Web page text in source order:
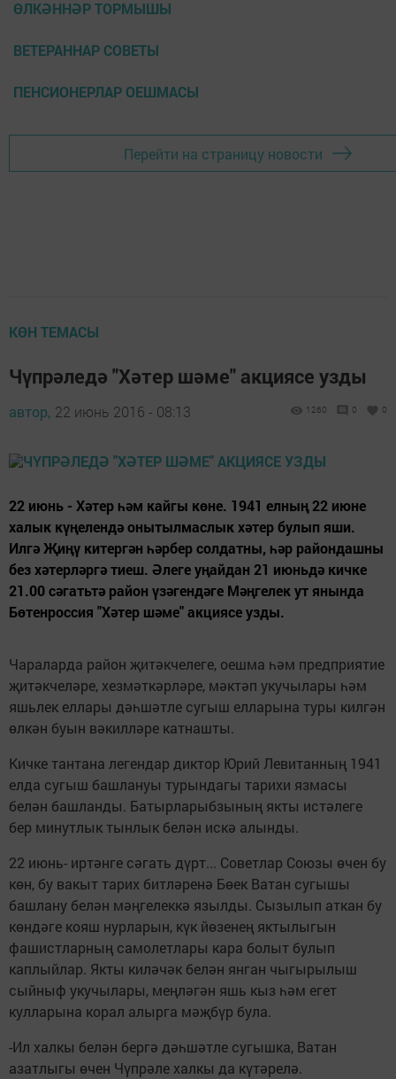
ӨЛКӘННӘР ТОРМЫШЫ
ВЕТЕРАННАР СОВЕТЫ
ПЕНСИОНЕРЛАР ОЕШМАСЫ
Перейти на страницу новости
КӨН ТЕМАСЫ
Чүпрәледә "Хәтер шәме" акциясе узды
автор, 22 июнь 2016 - 08:13 1260 0 0
22 июнь - Хәтер һәм кайгы көне. 1941 елның 22 июне
халык күңелендә онытылмаслык хәтер булып яши.
Илгә Җиңү китергән һәрбер солдатны, һәр райондашны
без хәтерләргә тиеш. Әлеге уңайдан 21 июньдә кичке
21.00 сәгатьтә район үзәгендәге Мәңгелек ут янында
Бөтенроссия "Хәтер шәме" акциясе узды.
Чараларда район җитәкчелеге, оешма һәм предприятие
җитәкчеләре, хезмәткәрләре, мәктәп укучылары һәм
яшьлек еллары дәһшәтле сугыш елларына туры килгән
өлкән буын вәкилләре катнашты.
Кичке тантана легендар диктор Юрий Левитанның 1941
елда сугыш башлануы турындагы тарихи язмасы
белән башланды. Батырларыбзының якты истәлеге
бер минутлык тынлык белән искә алынды.
22 июнь- иртәнге сәгать дүрт... Советлар Союзы өчен бу
көн, бу вакыт тарих битләренә Бөек Ватан сугышы
башлану белән мәңгелеккә язылды. Сызылып аткан бу
көндәге кояш нурларын, күк йөзенең яктылыгын
фашистларның самолетлары кара болыт булып
каплыйлар. Якты киләчәк белән янган чыгырылыш
сыйныф укучылары, меңләгән яшь кыз һәм егет
кулларына корал алырга мәҗбүр була.
-Ил халкы белән бергә дәһшәтле сугышка, Ватан
азатлыгы өчен Чүпрәле халкы да күтәрелә.